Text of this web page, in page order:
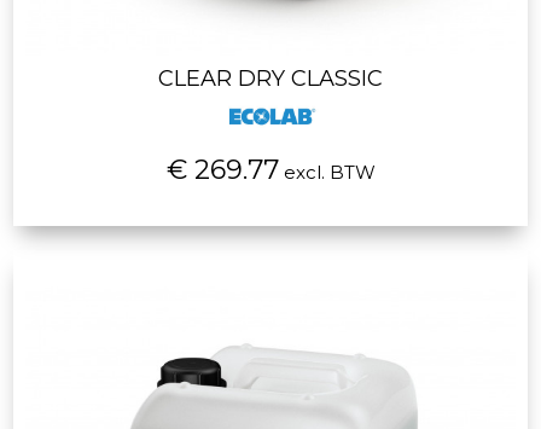
CLEAR DRY CLASSIC
€ 269.77 excl. BTW